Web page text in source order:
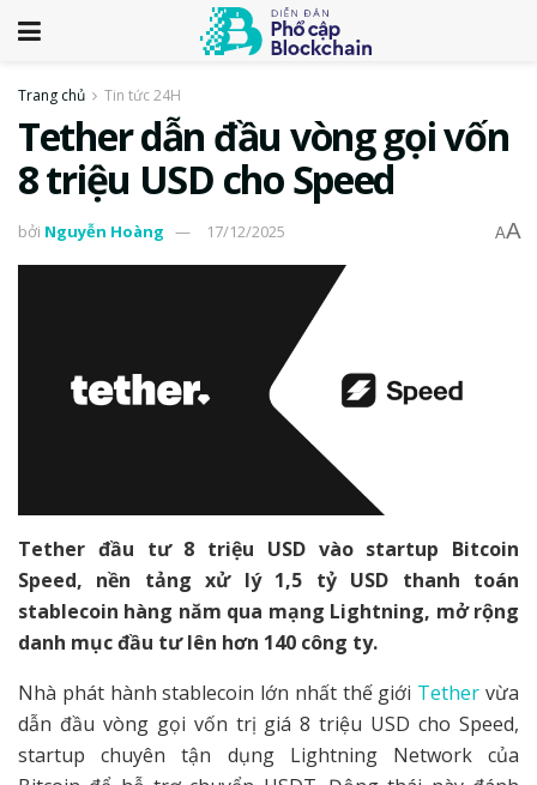
Trang chủ Tin tức 24H
Tether dẫn đầu vòng gọi vốn
8 triệu USD cho Speed
bởi Nguyễn Hoàng 17/12/2025 AA
Tether đầu tư 8 triệu USD vào startup Bitcoin
Speed, nền tảng xử lý 1,5 tỷ USD thanh toán
stablecoin hàng năm qua mạng Lightning, mở rộng
danh mục đầu tư lên hơn 140 công ty.
Nhà phát hành stablecoin lớn nhất thế giới Tether vừa
dẫn đầu vòng gọi vốn trị giá 8 triệu USD cho Speed,
startup chuyên tận dụng Lightning Network của